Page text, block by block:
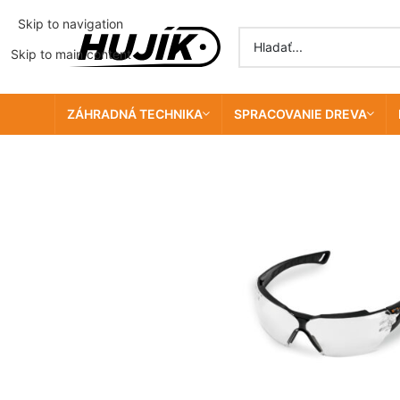
Skip to navigation
Skip to main content
ZÁHRADNÁ TECHNIKA SPRACOVANIE DREVA